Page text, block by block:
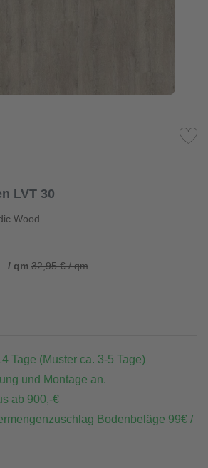
LVT 30
Wood
/ qm 32,95 € / qm
Tage (Muster ca. 3-5 Tage)
und Montage an.
ab 900,-€
Bodenbeläge 99€ /